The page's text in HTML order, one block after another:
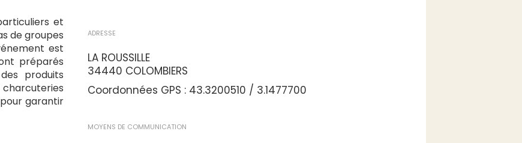
et
de groupes
est
préparés
produits
charcuteries
garantir
ADRESSE
LA ROUSSILLE
34440 COLOMBIERS
Coordonnées GPS : 43.3200510 / 3.1477700
MOYENS DE COMMUNICATION